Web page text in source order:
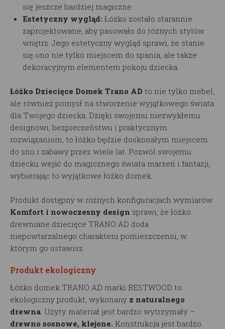
się jeszcze bardziej magiczne.
Estetyczny wygląd: Łóżko zostało starannie
zaprojektowane, aby pasowało do różnych stylów
wnętrz. Jego estetyczny wygląd sprawi, że stanie
się ono nie tylko miejscem do spania, ale także
dekoracyjnym elementem pokoju dziecka.
Łóżko Dziecięce Domek Trano AD to nie tylko mebel,
ale również pomysł na stworzenie wyjątkowego świata
dla Twojego dziecka. Dzięki swojemu niezwykłemu
designowi, bezpieczeństwu i praktycznym
rozwiązaniom, to łóżko będzie doskonałym miejscem
do snu i zabawy przez wiele lat. Pozwól swojemu
dziecku wejść do magicznego świata marzeń i fantazji,
wybierając to wyjątkowe łóżko domek.
Produkt dostępny w różnych konfiguracjach wymiarów.
Komfort i nowoczesny design sprawi, że łóżko
drewniane dziecięce TRANO AD doda
niepowtarzalnego charakteru pomieszczeniu, w
którym go ustawisz.
Produkt ekologiczny
Łóżko domek TRANO AD marki RESTWOOD to
ekologiczny produkt, wykonany z naturalnego
drewna. Użyty materiał jest bardzo wytrzymały –
drewno sosnowe, klejone. Konstrukcja jest bardzo